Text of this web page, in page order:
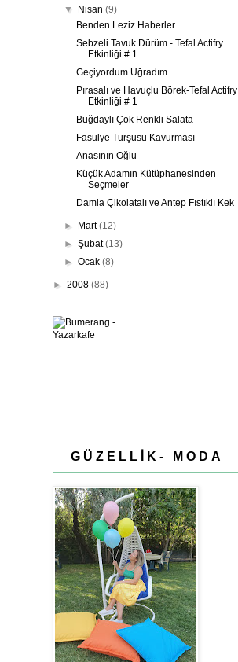
▼ Nisan(9)
Benden Leziz Haberler
Sebzeli Tavuk Dürüm - Tefal Actifry
Etkinliği # 1
Geçiyordum Uğradım
Pırasalı ve Havuçlu Börek-Tefal Actifry
Etkinliği # 1
Buğdaylı Çok Renkli Salata
Fasulye Turşusu Kavurması
Anasının Oğlu
Küçük Adamın Kütüphanesinden
Seçmeler
Damla Çikolatalı ve Antep Fıstıklı Kek
► Mart(12)
►Şubat(13)
►Ocak(8)
► 2008 (88)
GÜZELLİK- MODA